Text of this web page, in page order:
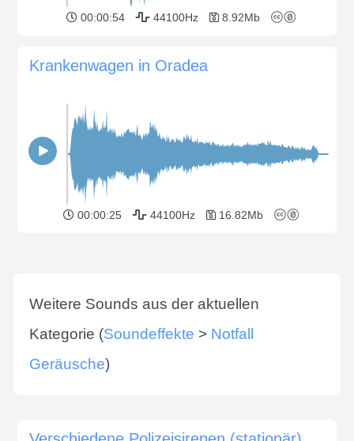
00:00:54 44100Hz 8.92Mb
Krankenwagen in Oradea
00:00:25 44100Hz 16.82Mb
Weitere Sounds aus der aktuellen
Kategorie (Soundeffekte > Notfall
Geräusche)